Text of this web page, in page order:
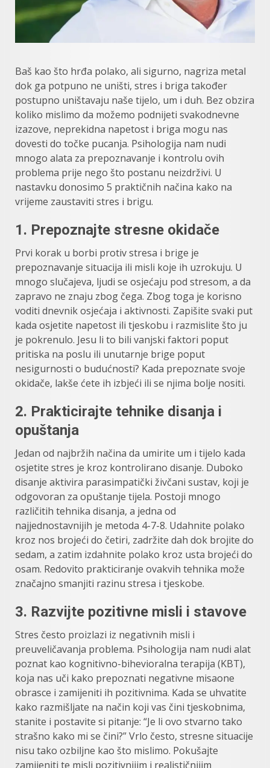
Baš kao što hrđa polako, ali sigurno, nagriza metal
dok ga potpuno ne uništi, stres i briga također
postupno uništavaju naše tijelo, um i duh. Bez obzira
koliko mislimo da možemo podnijeti svakodnevne
izazove, neprekidna napetost i briga mogu nas
dovesti do točke pucanja. Psihologija nam nudi
mnogo alata za prepoznavanje i kontrolu ovih
problema prije nego što postanu neizdrživi. U
nastavku donosimo 5 praktičnih načina kako na
vrijeme zaustaviti stres i brigu.
1. Prepoznajte stresne okidače
Prvi korak u borbi protiv stresa i brige je
prepoznavanje situacija ili misli koje ih uzrokuju. U
mnogo slučajeva, ljudi se osjećaju pod stresom, a da
zapravo ne znaju zbog čega. Zbog toga je korisno
voditi dnevnik osjećaja i aktivnosti. Zapišite svaki put
kada osjetite napetost ili tjeskobu i razmislite što ju
je pokrenulo. Jesu li to bili vanjski faktori poput
pritiska na poslu ili unutarnje brige poput
nesigurnosti o budućnosti? Kada prepoznate svoje
okidače, lakše ćete ih izbjeći ili se njima bolje nositi.
2. Prakticirajte tehnike disanja i
opuštanja
Jedan od najbržih načina da umirite um i tijelo kada
osjetite stres je kroz kontrolirano disanje. Duboko
disanje aktivira parasimpatički živčani sustav, koji je
odgovoran za opuštanje tijela. Postoji mnogo
različitih tehnika disanja, a jedna od
najjednostavnijih je metoda 4-7-8. Udahnite polako
kroz nos brojeći do četiri, zadržite dah dok brojite do
sedam, a zatim izdahnite polako kroz usta brojeći do
osam. Redovito prakticiranje ovakvih tehnika može
značajno smanjiti razinu stresa i tjeskobe.
3. Razvijte pozitivne misli i stavove
Stres često proizlazi iz negativnih misli i
preuveličavanja problema. Psihologija nam nudi alat
poznat kao kognitivno-bihevioralna terapija (KBT),
koja nas uči kako prepoznati negativne misaone
obrasce i zamijeniti ih pozitivnima. Kada se uhvatite
kako razmišljate na način koji vas čini tjeskobnima,
stanite i postavite si pitanje: “Je li ovo stvarno tako
strašno kako mi se čini?” Vrlo često, stresne situacije
nisu tako ozbiljne kao što mislimo. Pokušajte
zamijeniti te misli pozitivnijim i realističnijim